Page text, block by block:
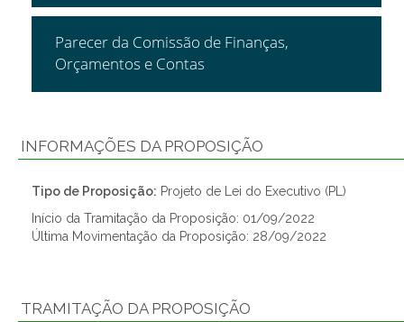
Parecer da Comissão de Finanças,
Orçamentos e Contas
INFORMAÇÕES DA PROPOSIÇÃO
Tipo de Proposição: Projeto de Lei do Executivo (PL)
Início da Tramitação da Proposição: 01/09/2022
Última Movimentação da Proposição: 28/09/2022
TRAMITAÇÃO DA PROPOSIÇÃO